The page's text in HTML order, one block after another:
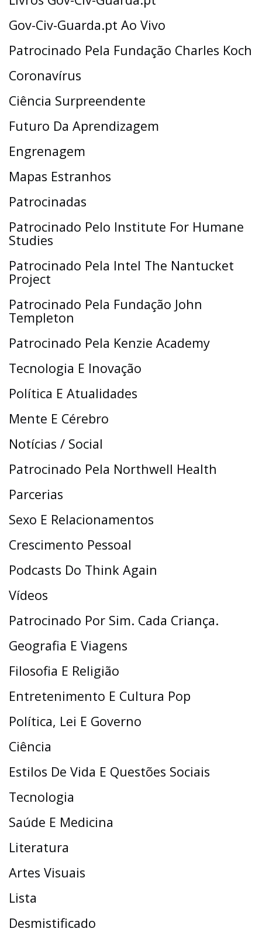
Gov-Civ-Guarda.pt Ao Vivo
Patrocinado Pela Fundação Charles Koch
Coronavírus
Ciência Surpreendente
Futuro Da Aprendizagem
Engrenagem
Mapas Estranhos
Patrocinadas
Patrocinado Pelo Institute For Humane
Studies
Patrocinado Pela Intel The Nantucket
Project
Patrocinado Pela Fundação John
Templeton
Patrocinado Pela Kenzie Academy
Tecnologia E Inovação
Política E Atualidades
Mente E Cérebro
Notícias / Social
Patrocinado Pela Northwell Health
Parcerias
Sexo E Relacionamentos
Crescimento Pessoal
Podcasts Do Think Again
Vídeos
Patrocinado Por Sim. Cada Criança.
Geografia E Viagens
Filosofia E Religião
Entretenimento E Cultura Pop
Política, Lei E Governo
Ciência
Estilos De Vida E Questões Sociais
Tecnologia
Saúde E Medicina
Literatura
Artes Visuais
Lista
Desmistificado